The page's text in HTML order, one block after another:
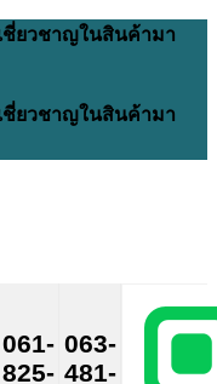
ชี่ยวชาญในสินค้ามา
ชี่ยวชาญในสินค้ามา
061-
825-
063-
481-